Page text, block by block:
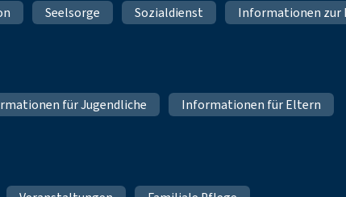
Seelsorge Sozialdienst Informationen zur
für Jugendliche Informationen für Eltern